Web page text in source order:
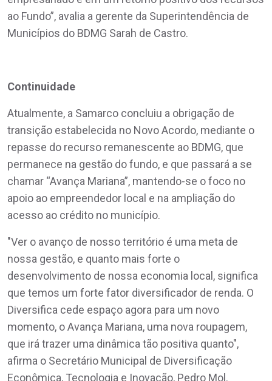
ao Fundo”, avalia a gerente da Superintendência de
Municípios do BDMG Sarah de Castro.
Continuidade
Atualmente, a Samarco concluiu a obrigação de
transição estabelecida no Novo Acordo, mediante o
repasse do recurso remanescente ao BDMG, que
permanece na gestão do fundo, e que passará a se
chamar “Avança Mariana”, mantendo-se o foco no
apoio ao empreendedor local e na ampliação do
acesso ao crédito no município.
"Ver o avanço de nosso território é uma meta de
nossa gestão, e quanto mais forte o
desenvolvimento de nossa economia local, significa
que temos um forte fator diversificador de renda. O
Diversifica cede espaço agora para um novo
momento, o Avança Mariana, uma nova roupagem,
que irá trazer uma dinâmica tão positiva quanto",
afirma o Secretário Municipal de Diversificação
Econômica, Tecnologia e Inovação, Pedro Mol.